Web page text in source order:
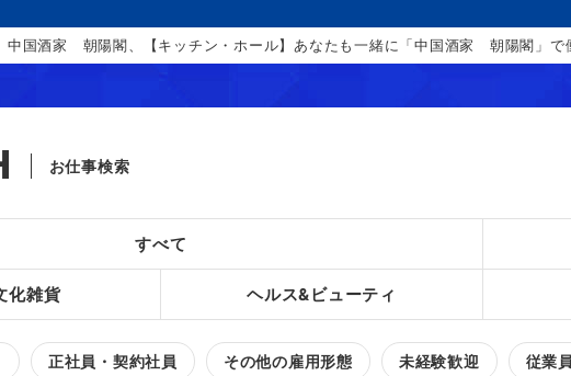
中国酒家 朝陽閣、【キッチン・ホール】あなたも一緒に「中国酒家 朝陽閣」
お仕事検索
すべて
化雑貨 ヘルス&ビューティ
正社員・契約社員 その他の雇用形態 未経験歓迎 従業